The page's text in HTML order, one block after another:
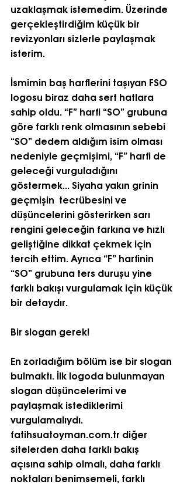
uzaklaşmak istemedim. Üzerinde
gerçekleştirdiğim küçük bir
revizyonları sizlerle paylaşmak
isterim.
İsmimin baş harflerini taşıyan FSO
logosu biraz daha sert hatlara
sahip oldu. “F” harfi “SO” grubuna
göre farklı renk olmasının sebebi
“SO” dedem aldığım isim olması
nedeniyle geçmişimi, “F” harfi de
geleceği vurguladığını
göstermek... Siyaha yakın grinin
geçmişin  tecrübesini ve
düşüncelerini gösterirken sarı
rengini geleceğin farkına ve hızlı
geliştiğine dikkat çekmek için
tercih ettim. Ayrıca “F” harfinin
“SO” grubuna ters duruşu yine
farklı bakışı vurgulamak için küçük
bir detaydır.
Bir slogan gerek!
En zorladığım bölüm ise bir slogan
bulmaktı. İlk logoda bulunmayan
slogan düşüncelerimi ve
paylaşmak istediklerimi
vurgulamalıydı.
fatihsuatoyman.com.tr diğer
sitelerden daha farklı bakış
açısına sahip olmalı, daha farklı
noktaları benimsemeli, farklı